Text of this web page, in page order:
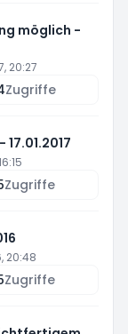
möglich -
20:27
Zugriffe
Zugriffe
20:48
Zugriffe